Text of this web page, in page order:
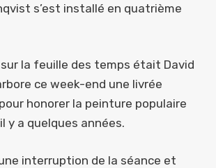
s’est installé en quatrième
la feuille des temps était David
ce week-end une livrée
honorer la peinture populaire
y a quelques années.
interruption de la séance et